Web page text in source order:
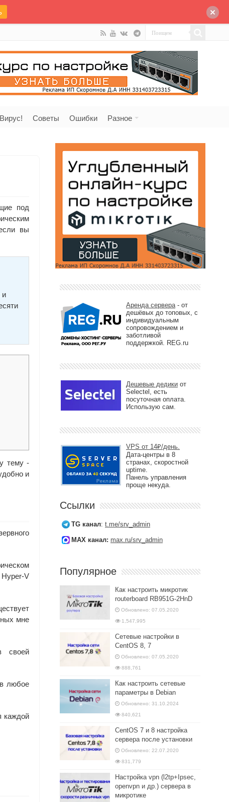
Вирус! Советы Ошибки Разное
под
вы
и
тему -
и
V
мне
своей
любое
каждой
Аренда сервера- от
дешёвых до топовых, с
индивидуальным
сопровождением и
заботливой
поддержкой. REG.ru
Дешевые дедики от
Selectel, есть
посуточная оплата.
Использую сам.
VPS от 14₽/день.
Дата-центры в 8
странах, скоростной
uptime.
Панель управления
проще некуда.
Ссылки
TG канал: t.me/srv_admin
MAX канал: max.ru/srv_admin
Популярное
Как настроить микротик
routerboard RB951G-2HnD
Обновлено: 07.05.2020
1,547,995
Сетевые настройки в
CentOS 8, 7
Обновлено: 07.05.2020
888,761
Как настроить сетевые
параметры в Debian
Обновлено: 31.10.2024
840,621
CentOS 7 и 8 настройка
сервера после установки
Обновлено: 22.07.2020
831,779
Настройка vpn (l2tp+Ipsec,
openvpn и др.) сервера в
микротике